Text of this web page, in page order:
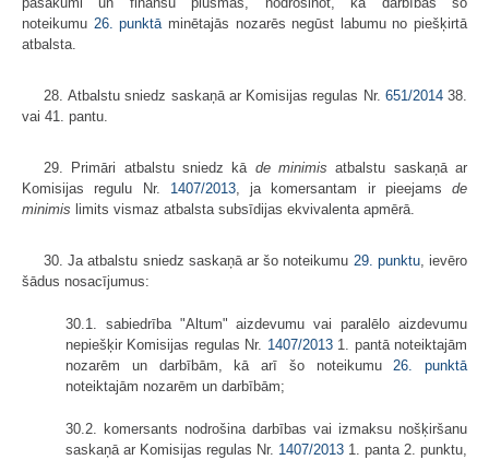
noteikumu 26. punktāminētajās nozarēs negūst labumu no piešķirtā
atbalsta.
28. Atbalstu sniedz saskaņā ar Komisijas regulas Nr. 651/201438.
vai 41. pantu.
29. Primāri atbalstu sniedz kā de minimis atbalstu saskaņā ar
Komisijas regulu Nr. 1407/2013, ja komersantam ir pieejams de
minimis limits vismaz atbalsta subsīdijas ekvivalenta apmērā.
30. Ja atbalstu sniedz saskaņā ar šo noteikumu 29. punktu, ievēro
šādus nosacījumus:
30.1. sabiedrība "Altum" aizdevumu vai paralēlo aizdevumu
nepiešķir Komisijas regulas Nr. 1407/20131. pantā noteiktajām
nozarēm un darbībām, kā arī šo noteikumu26. punktā
noteiktajām nozarēm un darbībām;
30.2. komersants nodrošina darbības vai izmaksu nošķiršanu
saskaņā ar Komisijas regulas Nr. 1407/2013 1. panta 2. punktu,